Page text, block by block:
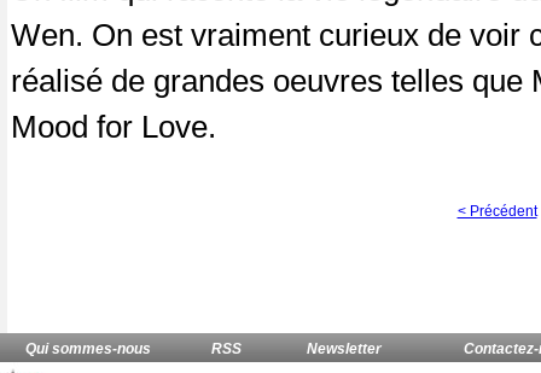
Wen. On est vraiment curieux de voir
réalisé de grandes oeuvres telles
Mood for Love.
< Précédent